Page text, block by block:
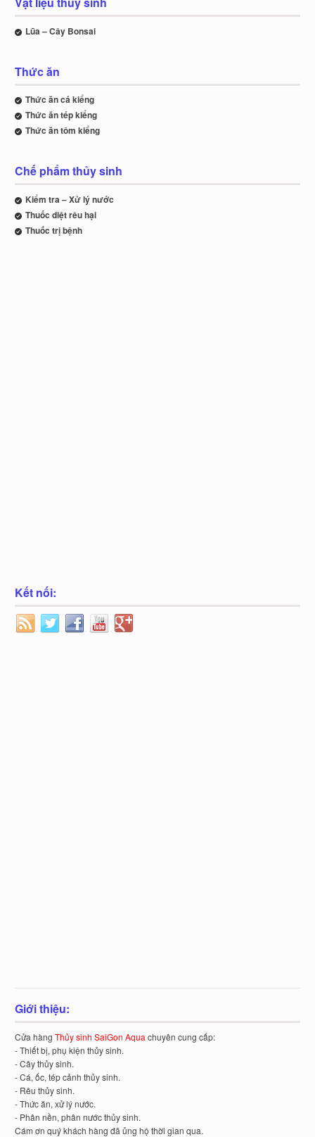
Lũa – Cây Bonsai
Thức ăn
Thức ăn cá kiểng
Thức ăn tép kiểng
Thức ăn tôm kiểng
Chế phẩm thủy sinh
Kiểm tra – Xử lý nước
Thuốc diệt rêu hại
Thuốc trị bệnh
Kết nối:
Giới thiệu:
Cửa hàngThủy sinh SaiGon Aquachuyên cung cấp:
- Thiết bị, phụ kiện thủy sinh.
- Cây thủy sinh.
- Cá, ốc, tép cảnh thủy sinh.
- Rêu thủy sinh.
- Thức ăn, xử lý nước.
- Phân nền, phân nước thủy sinh.
Cám ơn quý khách hàng đã ủng hộ thời gian qua.